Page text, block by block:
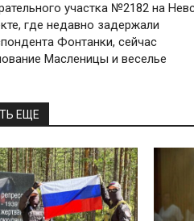
участка №2182 на
где недавно задержали
Фонтанки, сейчас
Масленицы и веселье
ЕЩЕ